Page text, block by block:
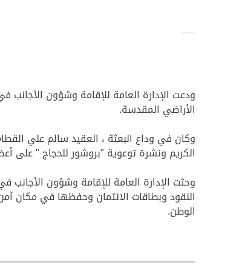
ودعت الإدارة العامة للإقامة وشؤون الأجانب
الأراضي المقدسة.
وكان في وداع البعثة ، العقيد سالم علي
الكريم ونشرة توعوية "بروشور للحجاج " على
وحثت الإدارة العامة للإقامة وشؤون
النقود وبطاقات الائتمان وحفظها في مكان
الوطن.